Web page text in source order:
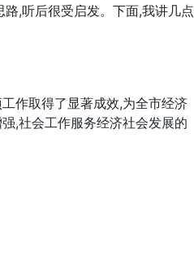
,听后很受启发。下面,我讲几点
作取得了显著成效,为全市经济
,社会工作服务经济社会发展的